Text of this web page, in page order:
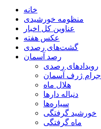
خانه
منظومه خورشیدی
عناوین کل اخبار
عکس هفته
گشت‌های رصدی
رصد آسمان
رویدادهای رصدی
اجرام ژرف آسمان
هلال ماه
دنباله دارها
سیاره‌ها
خورشید گرفتگی
ماه گرفتگی